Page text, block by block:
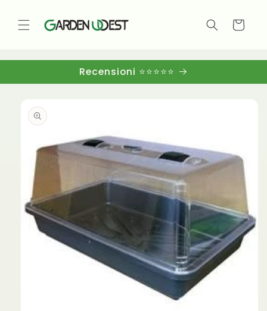
ai contenuti
Carrello
Recensioni ⭐⭐⭐⭐⭐
prodotto